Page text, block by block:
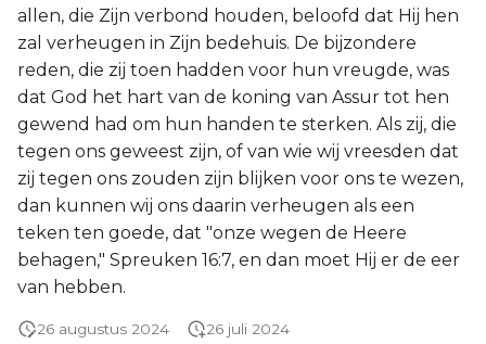
allen, die Zijn verbond houden, beloofd dat Hij hen
zal verheugen in Zijn bedehuis. De bijzondere
reden, die zij toen hadden voor hun vreugde, was
dat God het hart van de koning van Assur tot hen
gewend had om hun handen te sterken. Als zij, die
tegen ons geweest zijn, of van wie wij vreesden dat
zij tegen ons zouden zijn blijken voor ons te wezen,
dan kunnen wij ons daarin verheugen als een
teken ten goede, dat "onze wegen de Heere
behagen," Spreuken 16:7, en dan moet Hij er de eer
van hebben.
26 augustus 2024 26 juli 2024